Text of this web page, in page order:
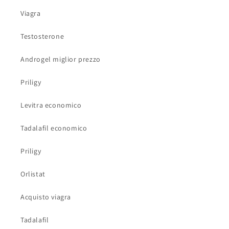
Viagra
Testosterone
Androgel miglior prezzo
Priligy
Levitra economico
Tadalafil economico
Priligy
Orlistat
Acquisto viagra
Tadalafil